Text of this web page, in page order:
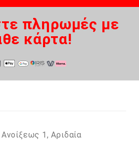
πληρωμές με
κάρτα!
1, Αριδαία